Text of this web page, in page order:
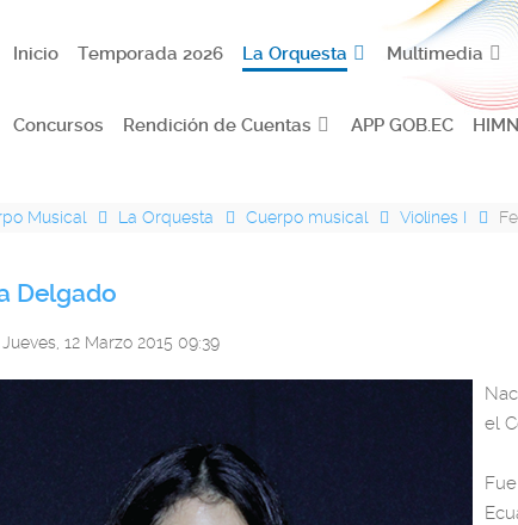
Inicio Temporada 2026 La Orquesta Multimedia
Concursos Rendición de Cuentas APP GOB.EC
Musical La Orquesta Cuerpo musical Violines I
Delgado
12 Marzo 2015 09:39
el